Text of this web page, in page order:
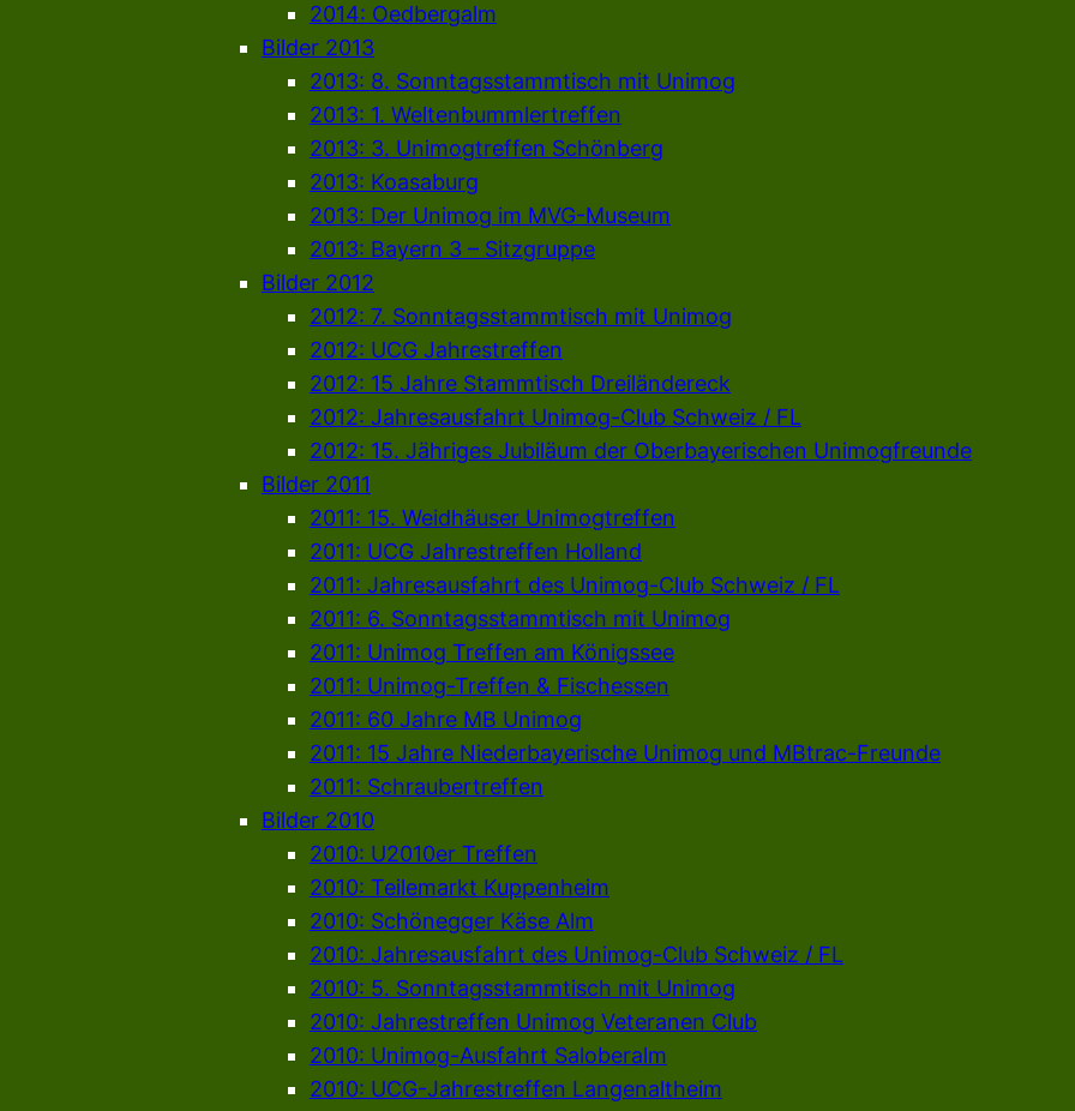
2014: Oedbergalm
Bilder 2013
2013: 8. Sonntagsstammtisch mit Unimog
2013: 1. Weltenbummlertreffen
2013: 3. Unimogtreffen Schönberg
2013: Koasaburg
2013: Der Unimog im MVG-Museum
2013: Bayern 3 – Sitzgruppe
Bilder 2012
2012: 7. Sonntagsstammtisch mit Unimog
2012: UCG Jahrestreffen
2012: 15 Jahre Stammtisch Dreiländereck
2012: Jahresausfahrt Unimog-Club Schweiz / FL
2012: 15. Jähriges Jubiläum der Oberbayerischen Unimogfreunde
Bilder 2011
2011: 15. Weidhäuser Unimogtreffen
2011: UCG Jahrestreffen Holland
2011: Jahresausfahrt des Unimog-Club Schweiz / FL
2011: 6. Sonntagsstammtisch mit Unimog
2011: Unimog Treffen am Königssee
2011: Unimog-Treffen & Fischessen
2011: 60 Jahre MB Unimog
2011: 15 Jahre Niederbayerische Unimog und MBtrac-Freunde
2011: Schraubertreffen
Bilder 2010
2010: U2010er Treffen
2010: Teilemarkt Kuppenheim
2010: Schönegger Käse Alm
2010: Jahresausfahrt des Unimog-Club Schweiz / FL
2010: 5. Sonntagsstammtisch mit Unimog
2010: Jahrestreffen Unimog Veteranen Club
2010: Unimog-Ausfahrt Saloberalm
2010: UCG-Jahrestreffen Langenaltheim